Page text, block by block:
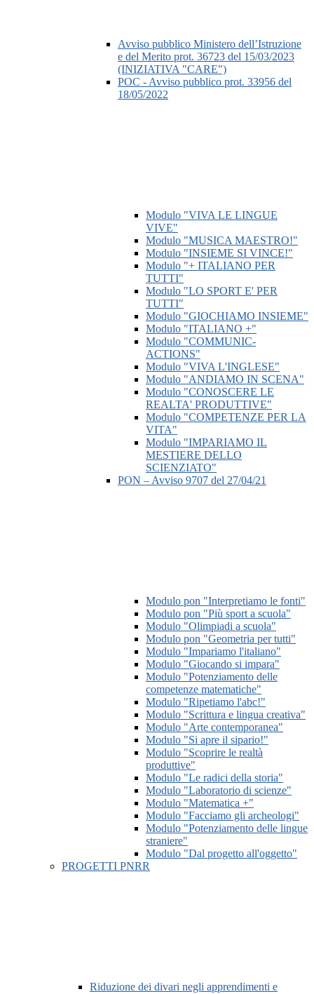
Avviso pubblico Ministero dell’Istruzione
e del Merito prot. 36723 del 15/03/2023
(INIZIATIVA "CARE")
POC - Avviso pubblico prot. 33956 del
18/05/2022
Modulo "VIVA LE LINGUE
VIVE"
Modulo "MUSICA MAESTRO!"
Modulo "INSIEME SI VINCE!"
Modulo "+ ITALIANO PER
TUTTI"
Modulo "LO SPORT E' PER
TUTTI"
Modulo "GIOCHIAMO INSIEME"
Modulo "ITALIANO +"
Modulo "COMMUNIC-
ACTIONS"
Modulo "VIVA L'INGLESE"
Modulo "ANDIAMO IN SCENA"
Modulo "CONOSCERE LE
REALTA' PRODUTTIVE"
Modulo "COMPETENZE PER LA
VITA"
Modulo "IMPARIAMO IL
MESTIERE DELLO
SCIENZIATO"
PON – Avviso 9707 del 27/04/21
Modulo pon "Interpretiamo le fonti"
Modulo pon "Più sport a scuola"
Modulo "Olimpiadi a scuola"
Modulo pon "Geometria per tutti"
Modulo "Impariamo l'italiano"
Modulo "Giocando si impara"
Modulo "Potenziamento delle
competenze matematiche"
Modulo "Ripetiamo l'abc!"
Modulo "Scrittura e lingua creativa"
Modulo "Arte contemporanea"
Modulo "Si apre il sipario!"
Modulo "Scoprire le realtà
produttive"
Modulo "Le radici della storia"
Modulo "Laboratorio di scienze"
Modulo "Matematica +"
Modulo "Facciamo gli archeologi"
Modulo "Potenziamento delle lingue
straniere"
Modulo "Dal progetto all'oggetto"
PROGETTI PNRR
Riduzione dei divari negli apprendimenti e